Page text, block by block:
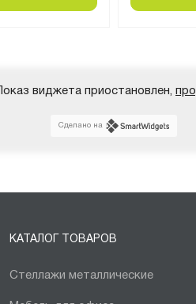
Показ виджета приостановлен,
Сделано на
КАТАЛОГ ТОВАРОВ
Стеллажи металлические